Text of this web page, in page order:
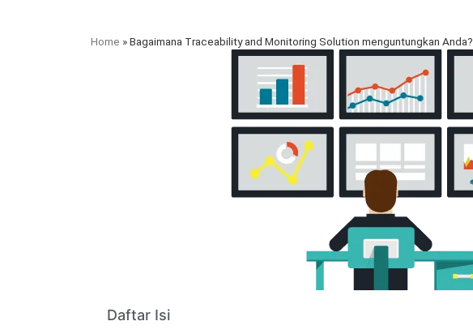
Home »Bagaimana Traceability and Monitoring Solution menguntungkan Anda?
Daftar Isi